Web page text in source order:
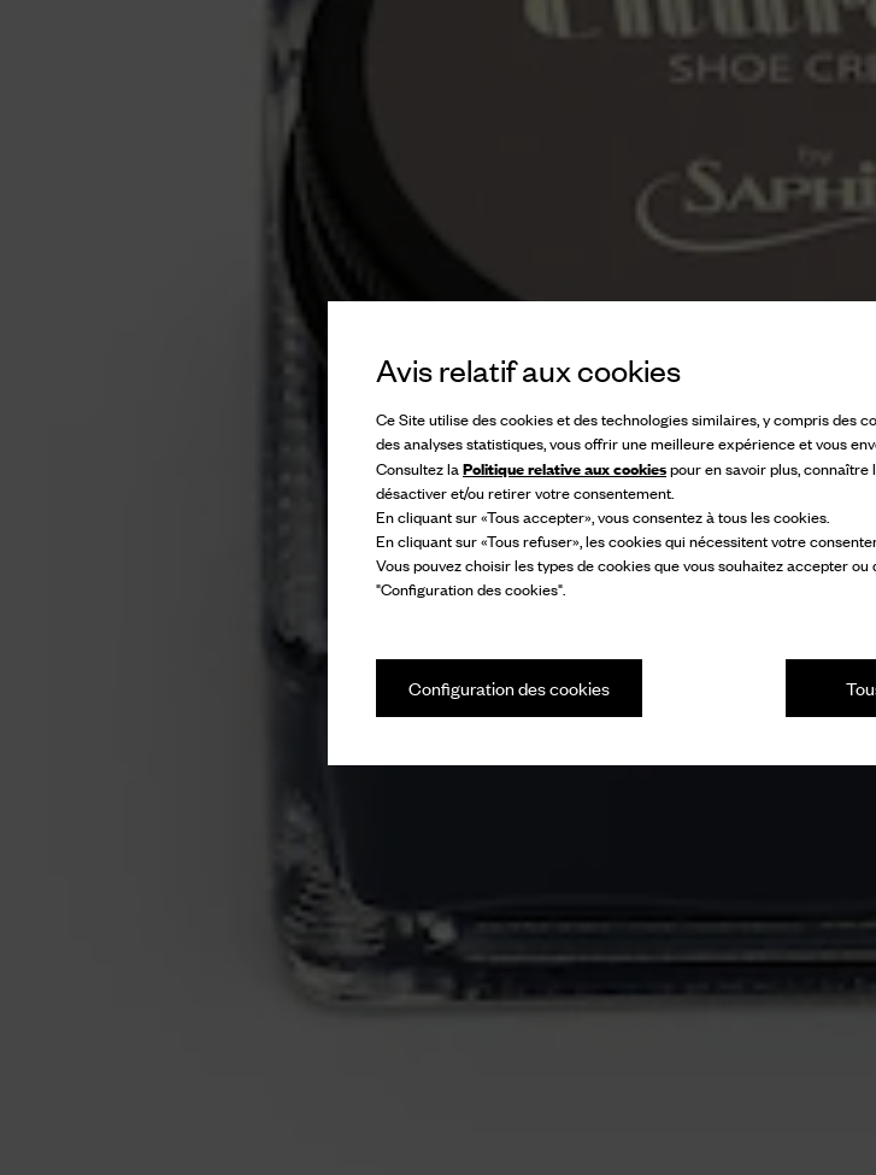
Avis relatif aux cookies
Ce Site utilise des cookies et des technologies similaires, y compris des
des analyses statistiques, vous offrir une meilleure expérience et vous
Consultez la Politique relative aux cookiespour en savoir plus,
désactiver et/ou retirer votre consentement.
En cliquant sur «Tous accepter», vous consentez à tous les cookies.
En cliquant sur «Tous refuser», les cookies qui nécessitent votre
Vous pouvez choisir les types de cookies que vous souhaitez accepter
"Configuration des cookies".
Configuration des cookies